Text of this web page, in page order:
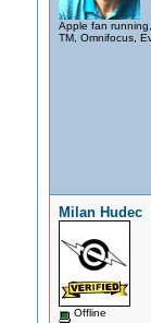
Apple fan running,
TM, Omnifocus,
Milan Hudec
Offline